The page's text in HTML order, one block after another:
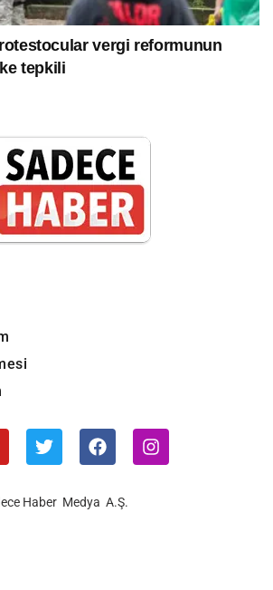
vergi reformunun
tepkili
Haber Medya A.Ş.